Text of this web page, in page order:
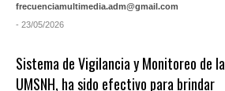
frecuenciamultimedia.adm@gmail.com
- 23/05/2026
Sistema de Vigilancia y Monitoreo de la
UMSNH, ha sido efectivo para brindar